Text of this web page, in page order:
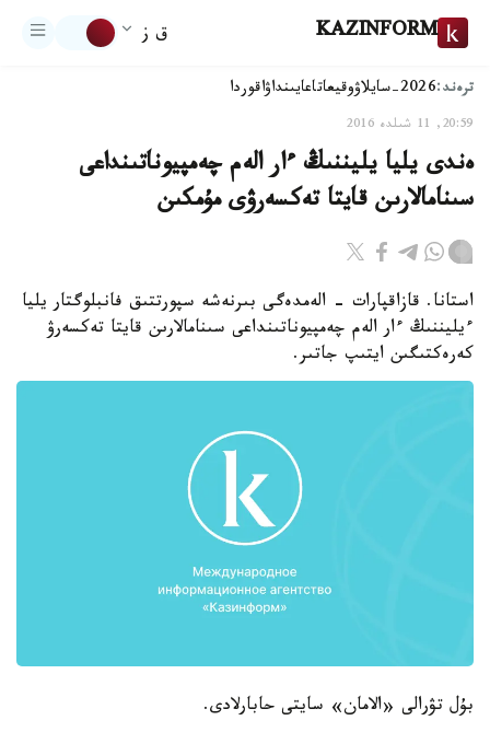
KAZINFORM ق ز
ترەند:2026-سايلاۋ وقيعاتاعايىنداۋاقوردا
20:59, 11 شىلدە 2016
ەندى يليا يليننىڭ ءار الەم چەمپيوناتىنداعى
سىنامالارىن قايتا تەكسەرۋى مۇمكىن
استانا. قازاقپارات - الەمدەگى بىرنەشە سپورتتىق فانبلوگتار يليا
ءيليننىڭ ءار الەم چەمپيوناتىنداعى سىنامالارىن قايتا تەكسەرۋ
كەرەكتىگىن ايتىپ جاتىر.
بۇل تۋرالى «الامان» سايتى حابارلادى.